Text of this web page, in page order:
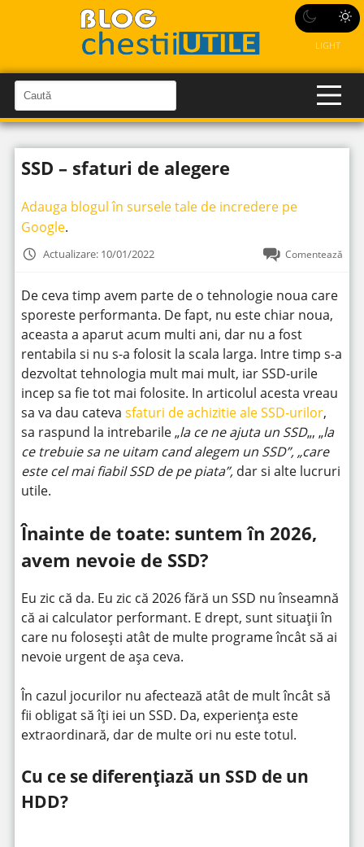
LIGHT
a
u
t
n
C
a
u
î
n
t
SSD – sfaturi de alegere
Adauga blogul în sursele tale de incredere pe
Google.
Actualizare: 10/01/2022 Comentează
De ceva timp avem parte de o tehnologie noua care
sporeste performanta. De fapt, nu este chiar noua,
aceasta a aparut acum multi ani, dar nu a fost
rentabila si nu s-a folosit la scala larga. Intre timp s-a
dezvoltat tehnologia mult mai mult, iar SSD-urile
incep sa fie tot mai folosite. In articolul acesta vreau
sa va dau cateva sfaturi de achizitie ale SSD-urilor,
sa raspund la intrebarile „la ce ne ajuta un SSD„, „la
ce trebuie sa ne uitam cand alegem un SSD”, „care
este cel mai fiabil SSD de pe piata”,dar si alte lucruri
utile.
Înainte de toate: suntem în 2026,
avem nevoie de SSD?
Eu zic că da. Eu zic că 2026 fără un SSD nu înseamnă
că ai calculator performant. E drept, sunt situații în
care nu folosești atât de multe programe încât să ai
nevoie urgent de așa ceva.
În cazul jocurilor nu afectează atât de mult încât să
fii obligat să îți iei un SSD. Da, experiența este
extraordinară, dar de multe ori nu este totul.
Cu ce se diferențiază un SSD de un
HDD?